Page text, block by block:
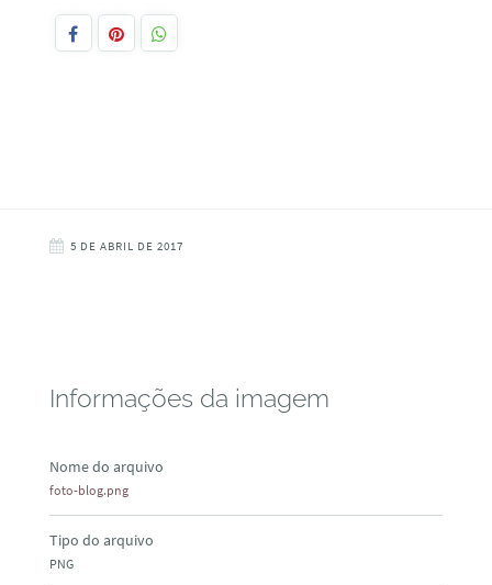
5 DE ABRIL DE 2017
Informações da imagem
Nome do arquivo
foto-blog.png
Tipo do arquivo
PNG